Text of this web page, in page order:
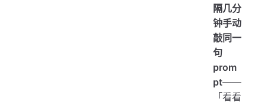
隔几分
钟手动
敲同一
句
prom
pt——
「看看